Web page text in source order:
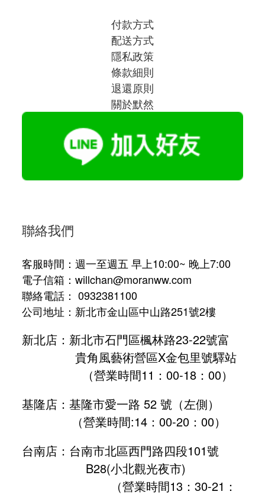
付款方式
配送方式
隱私政策
條款細則
退還原則
關於默然
聯絡我們
客服時間：週一至週五 早上10:00~ 晚上7:00
電子信箱：willchan@moranww.com
聯絡電話： 0932381100
公司地址：新北市金山區中山路251號2樓
新北店：新北市石門區楓林路23-22號富
貴角風藝術營區X金包里號驛站
（營業時間11：00-18：00）
基隆店：基隆市愛一路 52 號（左側）
（營業時間:14：00-20：00）
台南店：台南市北區西門路四段101號
B28(小北觀光夜市)
（營業時間13：30-21：